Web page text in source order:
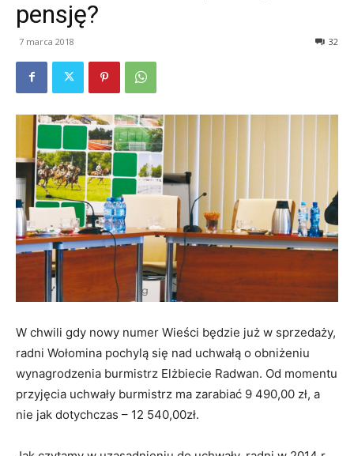
pensję?
7 marca 2018 32
W chwili gdy nowy numer Wieści będzie już w sprzedaży,
radni Wołomina pochylą się nad uchwałą o obniżeniu
wynagrodzenia burmistrz Elżbiecie Radwan. Od momentu
przyjęcia uchwały burmistrz ma zarabiać 9 490,00 zł, a
nie jak dotychczas – 12 540,00zł.